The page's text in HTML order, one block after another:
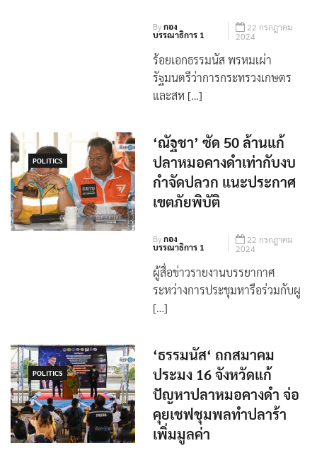
Byกอง
บรรณาธิการ 1
22 กรกฎาคม
2024
ร้อยเอกธรรมนัส พรหมเผ่า
รัฐมนตรีว่าการกระทรวงเกษตร
และสห […]
POLITICS
‘ณัฐชา’ ซัด 50 ล้านแก้
ปลาหมอคางดำเท่ากับงบ
กำจัดปลวก แนะประกาศ
เขตภัยพิบัติ
Byกอง
บรรณาธิการ 1
22 กรกฎาคม
2024
ผู้สื่อข่าวรายงานบรรยากาศ
ระหว่างการประชุมหารือร่วมกับผู
[…]
POLITICS
‘ธรรมนัส‘ ถกสมาคม
ประมง 16 จังหวัดแก้
ปัญหาปลาหมอคางดำ จ่อ
คุยเชฟชุมพลทำปลาร้า
เพิ่มมูลค่า